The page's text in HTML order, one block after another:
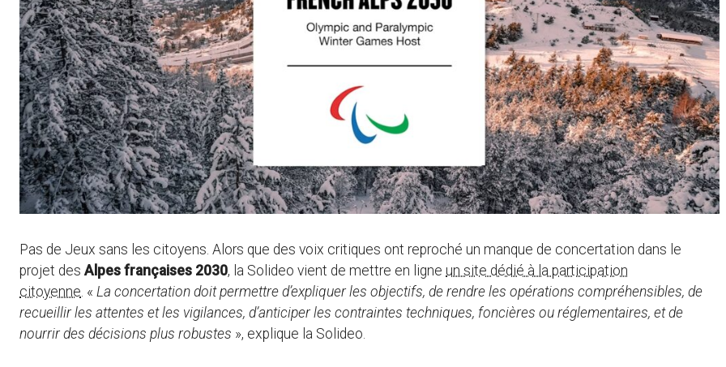
Pas de Jeux sans les citoyens. Alors que des voix critiques ont reproché un manque de concertation dans le
projet desAlpes françaises 2030, la Solideo vient de mettre en ligne un site dédié à la participation
citoyenne. « La concertation doit permettre d’expliquer les objectifs, de rendre les opérations compréhensibles, de
recueillir les attentes et les vigilances, d’anticiper les contraintes techniques, foncières ou réglementaires, et de
nourrir des décisions plus robustes », explique la Solideo.